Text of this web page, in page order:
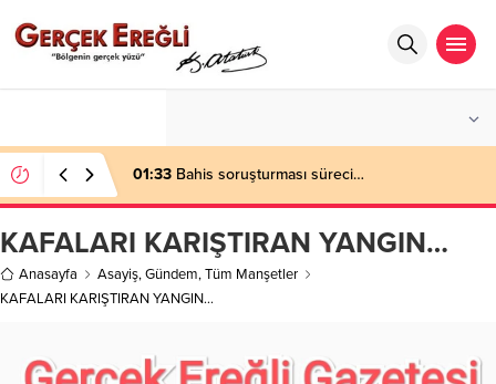
01:33 Bahis soruşturması süreci…
KAFALARI KARIŞTIRAN YANGIN…
Anasayfa Asayiş,Gündem,Tüm Manşetler
KAFALARI KARIŞTIRAN YANGIN…